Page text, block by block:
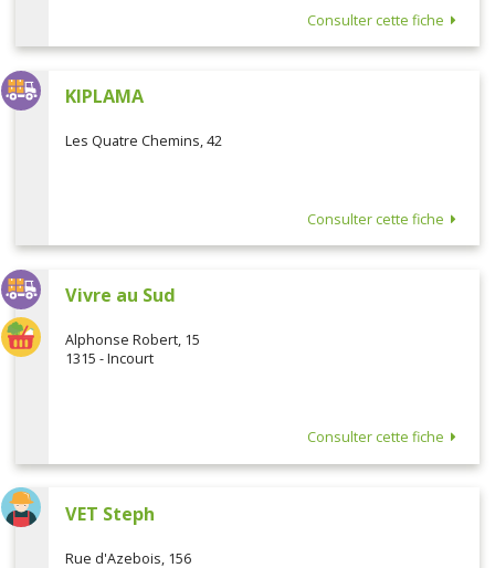
Consulter cette fiche
KIPLAMA
Les Quatre Chemins, 42
Consulter cette fiche
Vivre au Sud
Alphonse Robert, 15
1315 - Incourt
Consulter cette fiche
VET Steph
Rue d'Azebois, 156